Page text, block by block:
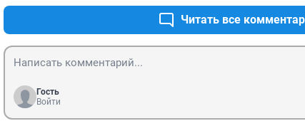
Читать все
Гость
Войти